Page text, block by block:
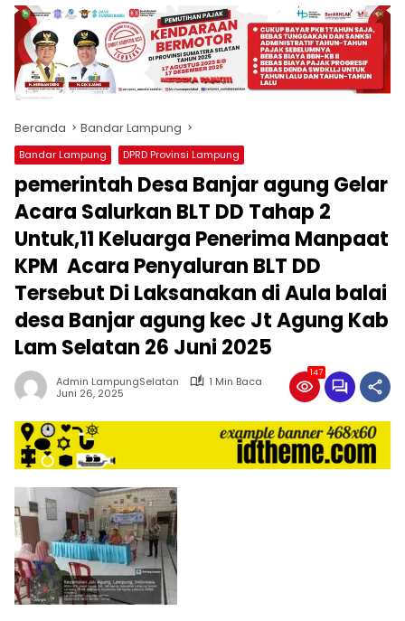
produk
antara
lain
mampu
menjadi
komunikasi
usaha
(beriklan),
fokus
pada
nasional
maupun
international,
bernuansa
lokal
dan
dinamis,
memiliki
kisaran
iklan
yang
relatif
lebih
murah
dari
Koran
maupun
media
siber
Beranda Bandar Lampung
Bandar Lampung DPRD Provinsi Lampung
pemerintah Desa Banjar agung Gelar
Acara Salurkan BLT DD Tahap 2
Untuk,11 Keluarga Penerima Manpaat
KPM Acara Penyaluran BLT DD
Tersebut Di Laksanakan di Aula balai
desa Banjar agung kec Jt Agung Kab
Lam Selatan 26 Juni 2025
Admin LampungSelatan
1 Min Baca
Juni 26, 2025
147